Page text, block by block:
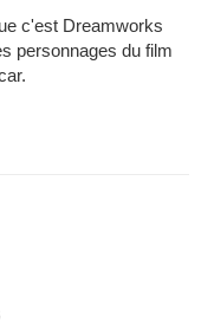
c'est Dreamworks
personnages du film